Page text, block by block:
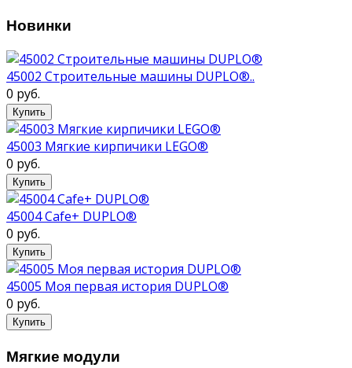
Новинки
45002 Строительные машины DUPLO®..
0 руб.
Купить
45003 Мягкие кирпичики LEGO®
0 руб.
Купить
45004 Cafe+ DUPLO®
0 руб.
Купить
45005 Моя первая история DUPLO®
0 руб.
Купить
Мягкие модули